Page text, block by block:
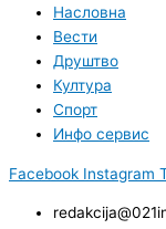
Насловна
Вести
Друштво
Култура
Спорт
Инфо сервис
Facebook Instagram